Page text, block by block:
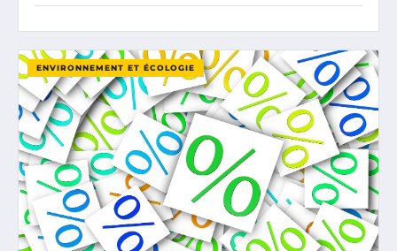
ENVIRONNEMENT ET ÉCOLOGIE